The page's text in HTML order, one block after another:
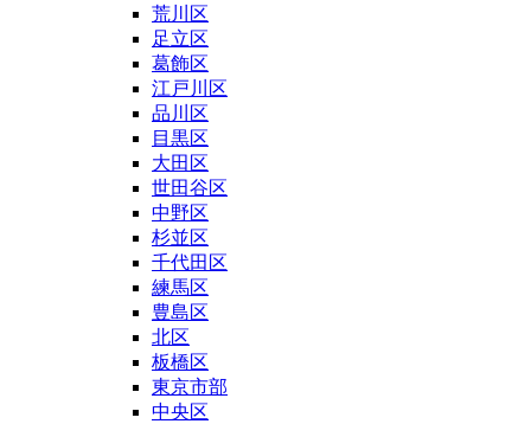
荒川区
足立区
葛飾区
江戸川区
品川区
目黒区
大田区
世田谷区
中野区
杉並区
千代田区
練馬区
豊島区
北区
板橋区
東京市部
中央区